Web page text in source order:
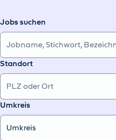
Jobs suchen
Standort
Umkreis